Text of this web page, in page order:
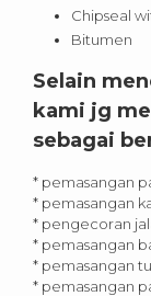
Chipseal
Bitumen
Selain
kami jg
sebagai
* pemasangan
* pemasangan
* pengecoran
* pemasangan
* pemasangan
* pemasangan